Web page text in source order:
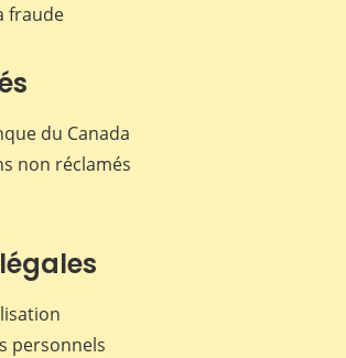
fraude
du Canada
non réclamés
personnels